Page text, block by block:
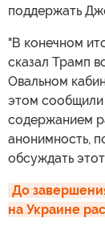
поддержать
"В конечном
сказал Трамп
Овальном
этом сообщили
содержанием
анонимность,
обсуждать
До
на Украине